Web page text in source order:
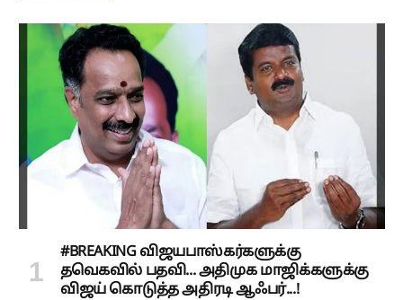
#BREAKING விஜயபாஸ்கர்களுக்கு
தவெகவில் பதவி... அதிமுக மாஜிக்களுக்கு
விஜய் கொடுத்த அதிரடி ஆஃபர்...!